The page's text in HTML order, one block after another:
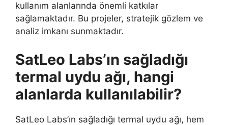
kullanım alanlarında önemli katkılar
sağlamaktadır. Bu projeler, stratejik gözlem ve
analiz imkanı sunmaktadır.
SatLeo Labs’ın sağladığı
termal uydu ağı, hangi
alanlarda kullanılabilir?
SatLeo Labs’ın sağladığı termal uydu ağı, hem